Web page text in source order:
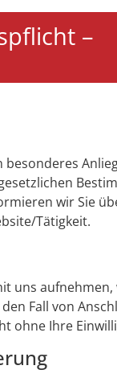
–
wir Sie
Tätigkeit.
uns
Fall von
ohne Ihre